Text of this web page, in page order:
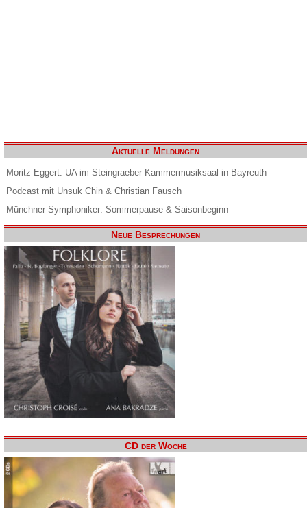
Aktuelle Meldungen
Moritz Eggert. UA im Steingraeber Kammermusiksaal in Bayreuth
Podcast mit Unsuk Chin & Christian Fausch
Münchner Symphoniker: Sommerpause & Saisonbeginn
Neue Besprechungen
CD der Woche